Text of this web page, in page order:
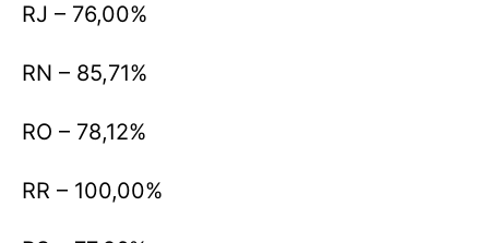
RJ – 76,00%
RN – 85,71%
RO – 78,12%
RR – 100,00%